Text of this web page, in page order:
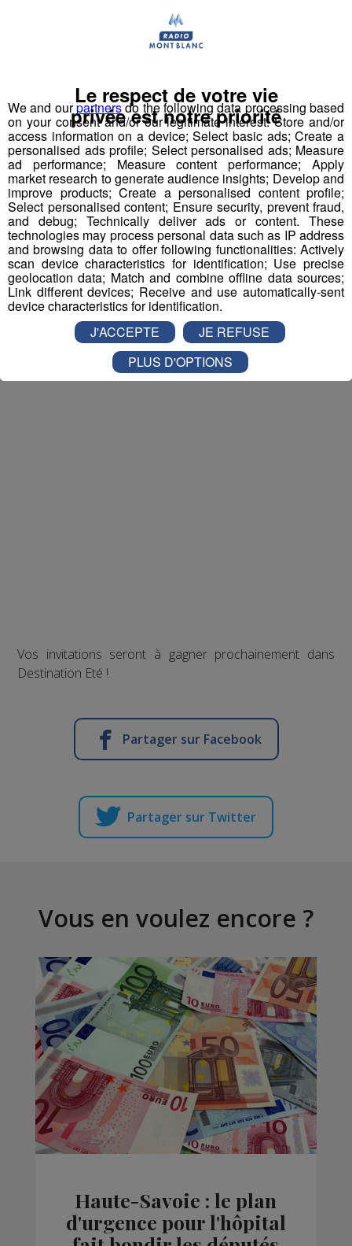
Déstination été ! Une question...une destination !
entrées pour un maximum d'activités dans la région !
Inscription par téléphone toute la journée pour
participer aux 2 tirages au sort par jour à 8h45 et 17h45.
Appelez le standard au 04 50 58 24 09
Pour cette semaine on vous offre vos entrées pour vous
et la personne de votre choix pourWALIBI RHONE
ALPES!
Nathan est allé tester pour vousVerticalp Émosson,
dans la Vallée du Trient:
Vos invitations seront à gagner prochainement dans
Destination Eté !
Partager sur Facebook
Partager sur Twitter
Vous en voulez encore ?
Haute-Savoie : le plan
d'urgence pour l'hôpital
We and ourpartnersdo the following data processing based
on your consent and/or our legitimate interest: Store and/or
access information on a device; Select basic ads; Create a
personalised ads profile; Select personalised ads; Measure
ad performance; Measure content performance; Apply
market research to generate audience insights; Develop and
improve products; Create a personalised content profile;
Select personalised content; Ensure security, prevent fraud,
and debug; Technically deliver ads or content. These
technologies may process personal data such as IP address
and browsing data to offer following functionalities: Actively
scan device characteristics for identification; Use precise
geolocation data; Match and combine offline data sources;
Link different devices; Receive and use automatically-sent
device characteristics for identification.
Le respect de votre vie
privée est notre priorité
J'ACCEPTE
JE REFUSE
PLUS D'OPTIONS